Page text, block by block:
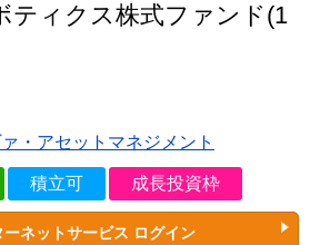
ティクス株式ファンド(1
・アセットマネジメント
積立可 成長投資枠
ーネットサービス ログイン